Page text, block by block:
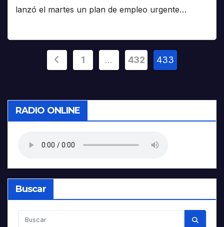
lanzó el martes un plan de empleo urgente…
Paginación
entradas
1 … 432 433
RADIO ONLINE
Buscar